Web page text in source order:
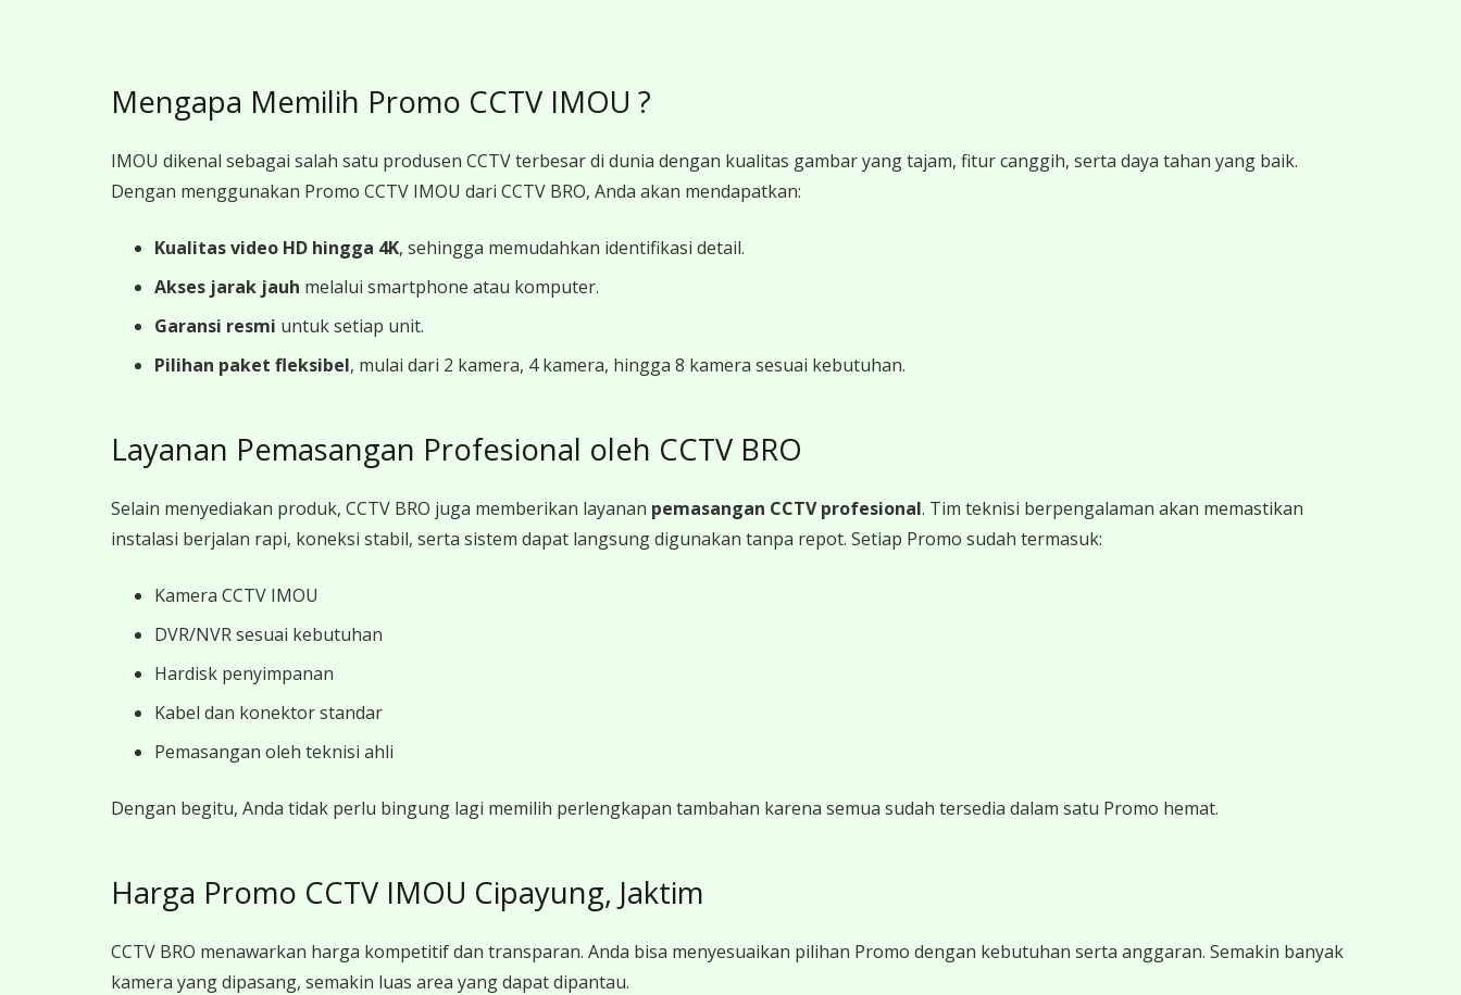
Mengapa Memilih Promo CCTV IMOU ?
IMOU dikenal sebagai salah satu produsen CCTV terbesar di dunia dengan kualitas gambar yang tajam, fitur canggih, serta daya tahan yang baik.
Dengan menggunakan Promo CCTV IMOU dari CCTV BRO, Anda akan mendapatkan:
Kualitas video HD hingga 4K, sehingga memudahkan identifikasi detail.
Akses jarak jauh melalui smartphone atau komputer.
Garansi resmi untuk setiap unit.
Pilihan paket fleksibel, mulai dari 2 kamera, 4 kamera, hingga 8 kamera sesuai kebutuhan.
Layanan Pemasangan Profesional oleh CCTV BRO
Selain menyediakan produk, CCTV BRO juga memberikan layanan pemasangan CCTV profesional. Tim teknisi berpengalaman akan memastikan
instalasi berjalan rapi, koneksi stabil, serta sistem dapat langsung digunakan tanpa repot. Setiap Promo sudah termasuk:
Kamera CCTV IMOU
DVR/NVR sesuai kebutuhan
Hardisk penyimpanan
Kabel dan konektor standar
Pemasangan oleh teknisi ahli
Dengan begitu, Anda tidak perlu bingung lagi memilih perlengkapan tambahan karena semua sudah tersedia dalam satu Promo hemat.
Harga Promo CCTV IMOU Cipayung, Jaktim
CCTV BRO menawarkan harga kompetitif dan transparan. Anda bisa menyesuaikan pilihan Promo dengan kebutuhan serta anggaran. Semakin banyak
kamera yang dipasang, semakin luas area yang dapat dipantau.